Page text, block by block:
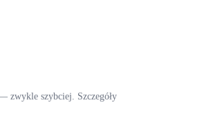
zwykle szybciej. Szczegóły